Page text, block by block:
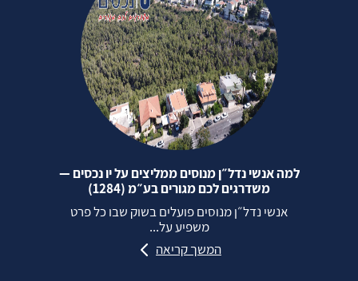
למה אנשי נדל״ן מנוסים ממליצים על יו נכסים —
משדרגים לכם מגורים בע״מ (1284)
אנשי נדל״ן מנוסים פועלים בשוק שבו כל פרט
משפיע על...
המשך קריאה